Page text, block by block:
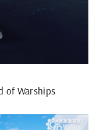
of Warships